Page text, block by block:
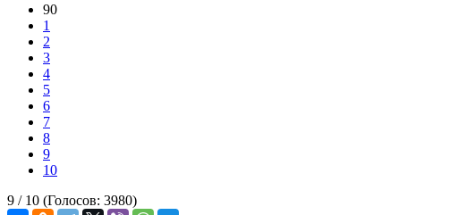
90
1
2
3
4
5
6
7
8
9
10
9 / 10 (Голосов: 3980)